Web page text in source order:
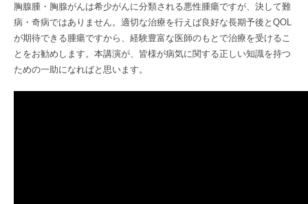
胸腺腫・胸腺がんは希少がんに分類される悪性腫瘍ですが、決して難
病・奇病ではありません。適切な治療を行えば良好な長期予後とQOL
が期待できる腫瘍ですから、経験豊富な医師のもとで治療を受けるこ
とをお勧めします。本講演が、皆様が病気に関する正しい知識を持つ
ための一助になればと思います。